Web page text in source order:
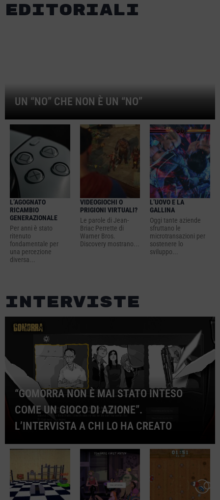
Editoriali
UN “NO” CHE NON È UN “NO”
L’AGOGNATO
RICAMBIO
GENERAZIONALE
Per anni è stato
ritenuto
fondamentale per
una percezione
diversa...
VIDEOGIOCHI O
PRIGIONI VIRTUALI?
Le parole di Jean-
Briac Perrette di
Warner Bros.
Discovery mostrano...
L’UOVO E LA
GALLINA
Oggi tante aziende
sfruttano le
microtransazioni per
sostenere lo
sviluppo...
Interviste
“GOMORRA NON È MAI STATO INTESO
COME UN GIOCO DI AZIONE”.
L’INTERVISTA A CHI LO HA CREATO